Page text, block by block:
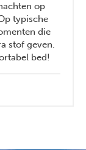
op
typische
die
stof geven.
bed!